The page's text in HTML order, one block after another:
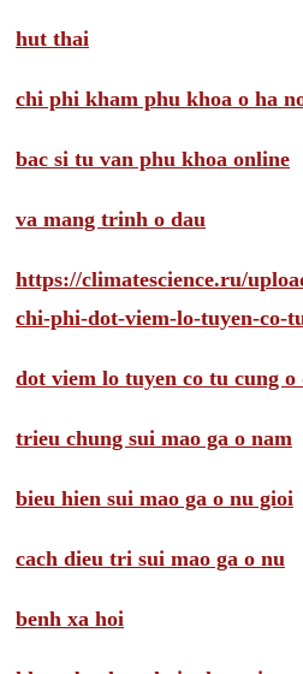
hut thai
chi phi kham phu khoa o ha
bac si tu van phu khoa online
va mang trinh o dau
https://climatescience.ru/
chi-phi-dot-viem-lo-tuyen-co-
dot viem lo tuyen co tu cung o
trieu chung sui mao ga o nam
bieu hien sui mao ga o nu gioi
cach dieu tri sui mao ga o nu
benh xa hoi